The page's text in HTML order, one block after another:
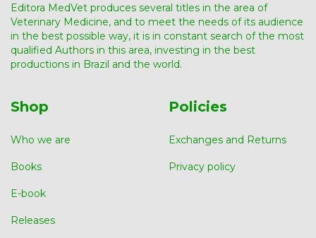
Editora MedVet produces several titles in the area of ​​
Veterinary Medicine, and to meet the needs of its audience
in the best possible way, it is in constant search of the most
qualified Authors in this area, investing in the best
productions in Brazil and the world.
Shop
Who we are
Books
E-book
Releases
Policies
Exchanges and Returns
Privacy policy